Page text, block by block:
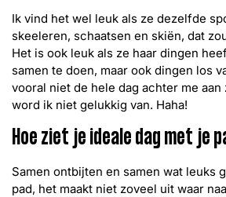
Ik vind het wel leuk als ze dezelfde
skeeleren, schaatsen en skiën, dat
Het is ook leuk als ze haar dingen
samen te doen, maar ook dingen los
vooral niet de hele dag achter me
word ik niet gelukkig van. Haha!
Hoe ziet je ideale dag met
Samen ontbijten en samen wat leuks
pad, het maakt niet zoveel uit waar